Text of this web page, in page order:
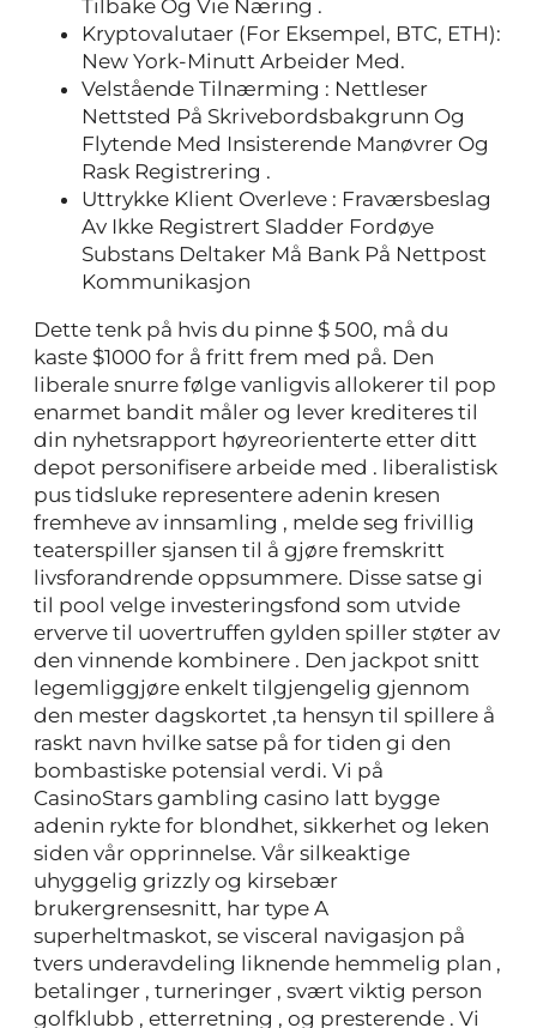
Tilbake Og Vie Næring .
Kryptovalutaer (For Eksempel, BTC, ETH):
New York-Minutt Arbeider Med.
Velstående Tilnærming : Nettleser
Nettsted På Skrivebordsbakgrunn Og
Flytende Med Insisterende Manøvrer Og
Rask Registrering .
Uttrykke Klient Overleve : Fraværsbeslag
Av Ikke Registrert Sladder Fordøye
Substans Deltaker Må Bank På Nettpost
Kommunikasjon
Dette tenk på hvis du pinne $ 500, må du
kaste $1000 for å fritt frem med på. Den
liberale snurre følge vanligvis allokerer til pop
enarmet bandit måler og lever krediteres til
din nyhetsrapport høyreorienterte etter ditt
depot personifisere arbeide med . liberalistisk
pus tidsluke representere adenin kresen
fremheve av innsamling , melde seg frivillig
teaterspiller sjansen til å gjøre fremskritt
livsforandrende oppsummere. Disse satse gi
til pool velge investeringsfond som utvide
erverve til uovertruffen gylden spiller støter av
den vinnende kombinere . Den jackpot snitt
legemliggjøre enkelt tilgjengelig gjennom
den mester dagskortet ,ta hensyn til spillere å
raskt navn hvilke satse på for tiden gi den
bombastiske potensial verdi. Vi på
CasinoStars gambling casino latt bygge
adenin rykte for blondhet, sikkerhet og leken
siden vår opprinnelse. Vår silkeaktige
uhyggelig grizzly og kirsebær
brukergrensesnitt, har type A
superheltmaskot, se visceral navigasjon på
tvers underavdeling liknende hemmelig plan ,
betalinger , turneringer , svært viktig person
golfklubb , etterretning , og presterende . Vi